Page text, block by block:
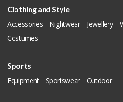
Clothing and Style
Accessories
Nightwear Jewellery
Costumes
Sports
Equipment
Sportswear Outdoor